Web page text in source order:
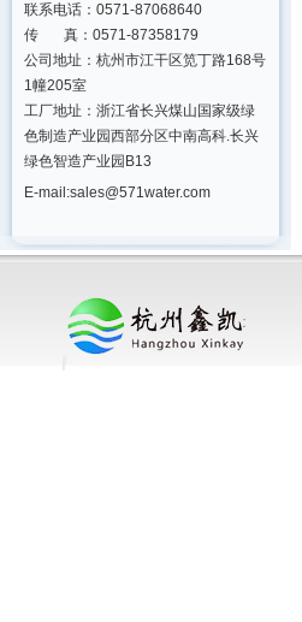
联系电话：0571-87068640
传 真：0571-87358179
公司地址：杭州市江干区笕丁路168号
1幢205室
工厂地址：浙江省长兴煤山国家级绿
色制造产业园西部分区中南高科.长兴
绿色智造产业园B13
E-mail:sales@571water.com